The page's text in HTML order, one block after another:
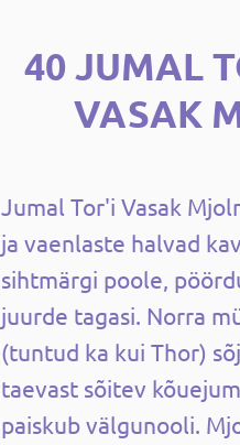
40 JUMAL
VASAK
Jumal Tor'i Vasak
ja vaenlaste halvad
sihtmärgi poole,
juurde tagasi. Norra
(tuntud ka kui Thor)
taevast sõitev
paiskub välgunooli.